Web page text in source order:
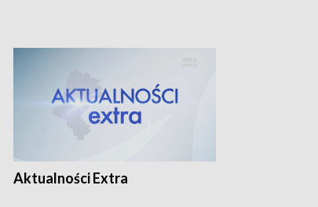
Aktualności Extra